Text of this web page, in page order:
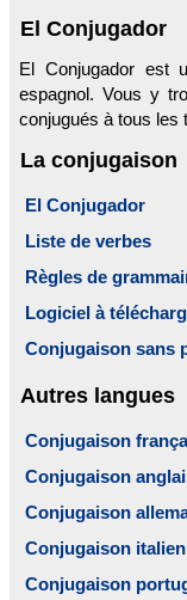
El Conjugador
El Conjugador est
espagnol. Vous y
conjugués à tous les
La conjugaison
El Conjugador
Liste de verbes
Règles de
Logiciel à
Conjugaison sans
Autres langues
Conjugaison
Conjugaison
Conjugaison
Conjugaison
Conjugaison